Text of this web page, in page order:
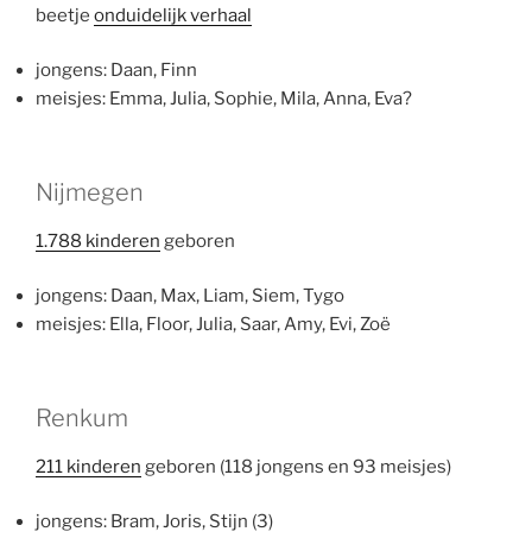
beetje onduidelijk verhaal
jongens: Daan, Finn
meisjes: Emma, Julia, Sophie, Mila, Anna, Eva?
Nijmegen
1.788 kinderen geboren
jongens: Daan, Max, Liam, Siem, Tygo
meisjes: Ella, Floor, Julia, Saar, Amy, Evi, Zoë
Renkum
211 kinderen geboren (118 jongens en 93 meisjes)
jongens: Bram, Joris, Stijn (3)